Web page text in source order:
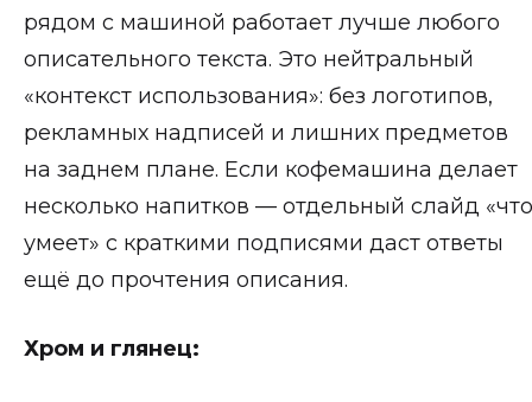
рядом с машиной работает лучше любого
описательного текста. Это нейтральный
«контекст использования»: без логотипов,
рекламных надписей и лишних предметов
на заднем плане. Если кофемашина делает
несколько напитков — отдельный слайд «что
умеет» с краткими подписями даст ответы
ещё до прочтения описания.
Хром и глянец: